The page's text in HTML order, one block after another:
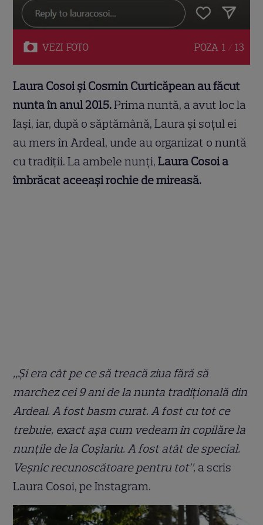
VEZI FOTO POZA 1 / 13
Laura Cosoi și Cosmin Curticăpean au făcut
nunta în anul 2015.Prima nuntă, a avut loc la
Iași, iar, după o săptămână, Laura și soțul ei
au mers în Ardeal, unde au organizat o nuntă
cu tradiții. La ambele nunți,Laura Cosoi a
îmbrăcat aceeași rochie de mireasă.
„Și era cât pe ce să treacă ziua fără să
marchez cei 9 ani de la nunta tradițională din
Ardeal. A fost basm curat. A fost cu tot ce
trebuie, exact așa cum vedeam în copilăre la
nunțile de la Coșlariu. A fost atât de special.
Veșnic recunoscătoare pentru tot”, a scris
Laura Cosoi, pe Instagram.